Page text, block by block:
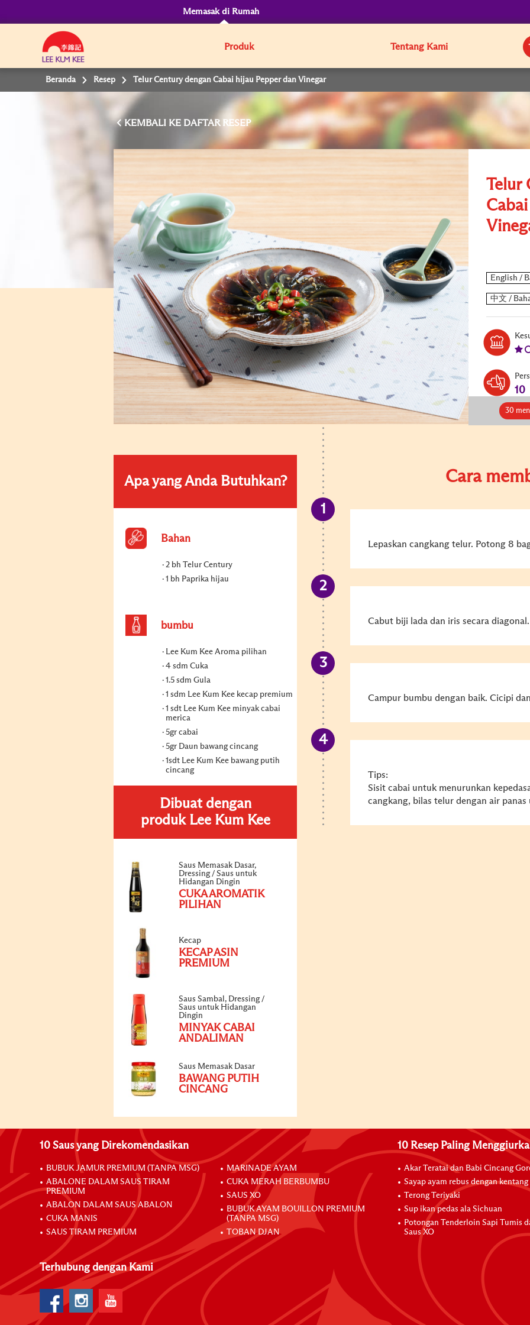
Memasak di Rumah
Produk Tentang Kami
Beranda Resep Telur Century dengan Cabai hijau Pepper dan Vinegar
KEMBALI
Telur
10
30
Apa yang Anda Butuhkan?
Bahan
2 bh Telur Century
1 bh Paprika hijau
bumbu
Lee Kum Kee Aroma pilihan
4 sdm Cuka
1.5 sdm Gula
1 sdm Lee Kum Kee kecap premium
1 sdt Lee Kum Kee minyak cabai
merica
5gr cabai
5gr Daun bawang cincang
1sdt Lee Kum Kee bawang putih
cincang
Dibuat dengan
produk Lee Kum Kee
Saus Memasak Dasar,
Dressing / Saus untuk
Hidangan Dingin
CUKA AROMATIK
PILIHAN
Kecap
KECAP ASIN
PREMIUM
Saus Sambal, Dressing /
Saus untuk Hidangan
Dingin
MINYAK CABAI
ANDALIMAN
Saus Memasak Dasar
BAWANG PUTIH
CINCANG
Cara
Lepaskan cangkang telur. Potong 8
Cabut biji lada dan iris secara
Campur bumbu dengan baik. Cicipi
Tips:
Sisit cabai untuk menurunkan
cangkang, bilas telur dengan air
10 Saus yang Direkomendasikan
BUBUK JAMUR PREMIUM (TANPA MSG)
ABALONE DALAM SAUS TIRAM
PREMIUM
ABALON DALAM SAUS ABALON
CUKA MANIS
SAUS TIRAM PREMIUM
MARINADE AYAM
CUKA MERAH BERBUMBU
SAUS XO
BUBUK AYAM BOUILLON PREMIUM
(TANPA MSG)
TOBAN DJAN
10 Resep Paling
Akar Teratai dan Babi Cincang
Sayap ayam rebus dengan kentang
Terong Teriyaki
Sup ikan pedas ala Sichuan
Potongan Tenderloin Sapi Tumis
Saus XO
Terhubung dengan Kami